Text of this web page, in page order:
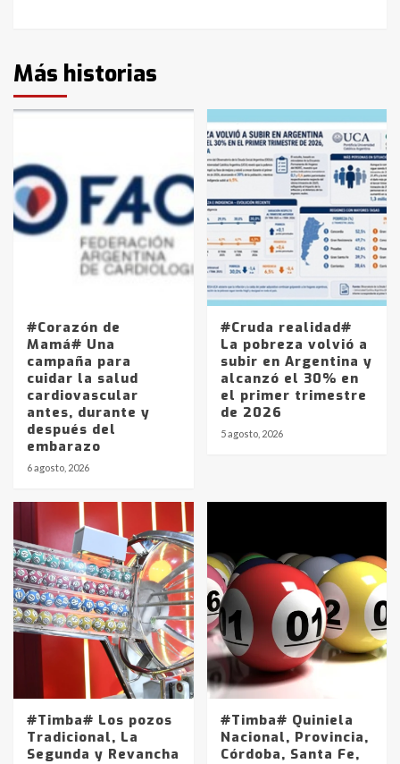
Más historias
#Corazón de
Mamá# Una
campaña para
cuidar la salud
cardiovascular
antes, durante y
después del
embarazo
6 agosto, 2026
#Cruda realidad#
La pobreza volvió a
subir en Argentina y
alcanzó el 30% en
el primer trimestre
de 2026
5 agosto, 2026
#Timba# Los pozos
Tradicional, La
Segunda y Revancha
#Timba# Quiniela
Nacional, Provincia,
Córdoba, Santa Fe,